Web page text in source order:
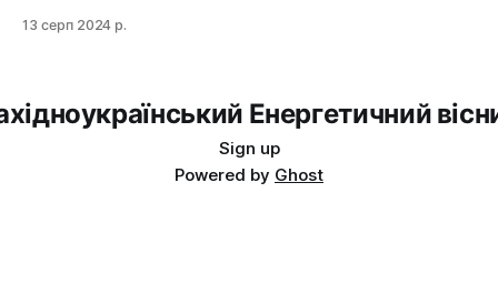
червнем. Експорт залишався на нульовому рівні. Графіка:
13 серп 2024 р.
Енергетичний
Sign up
Powered by Ghost